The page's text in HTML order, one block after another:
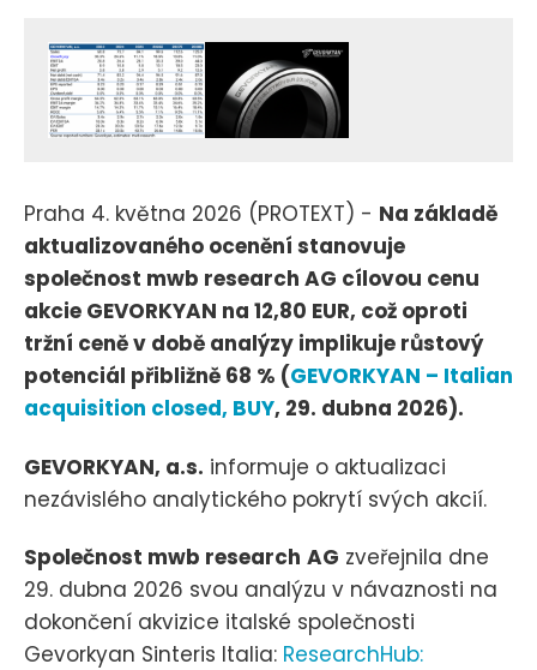
Praha 4. května 2026 (PROTEXT) - Na základě
aktualizovaného ocenění stanovuje
společnost mwb research AG cílovou cenu
akcie GEVORKYAN na 12,80 EUR, což oproti
tržní ceně v době analýzy implikuje růstový
potenciál přibližně 68 % (GEVORKYAN – Italian
acquisition closed, BUY, 29. dubna 2026).
GEVORKYAN, a.s. informuje o aktualizaci
nezávislého analytického pokrytí svých akcií.
Společnost mwb research AG zveřejnila dne
29. dubna 2026 svou analýzu v návaznosti na
dokončení akvizice italské společnosti
Gevorkyan Sinteris Italia: ResearchHub: